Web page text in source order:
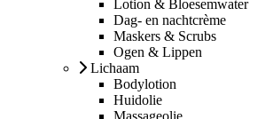
Lotion & Bloesemwater
Dag- en nachtcrème
Maskers & Scrubs
Ogen & Lippen
Lichaam
Bodylotion
Huidolie
Massageolie